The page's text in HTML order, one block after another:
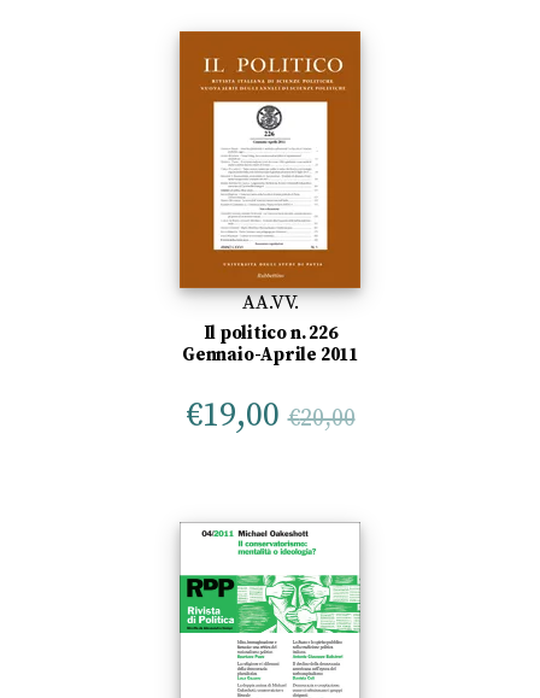
AA.VV.
Il politico n. 226
Gennaio-Aprile 2011
€19,00 €20,00